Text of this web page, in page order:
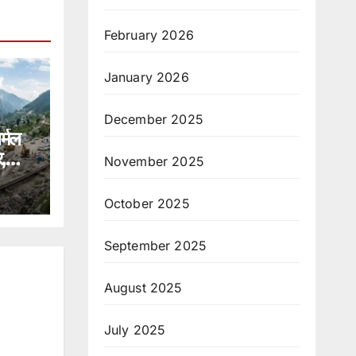
February 2026
January 2026
December 2025
November 2025
October 2025
September 2025
August 2025
July 2025